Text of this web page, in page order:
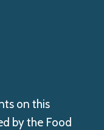
on this
by the Food